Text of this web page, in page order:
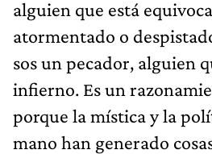
alguien que está
atormentado o
sos un pecador, alguien
infierno. Es un
porque la mística y la
mano han generado